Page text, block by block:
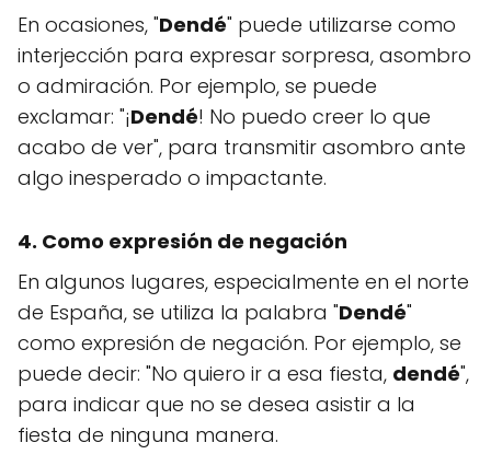
En ocasiones, "Dendé" puede utilizarse como
interjección para expresar sorpresa, asombro
o admiración. Por ejemplo, se puede
exclamar: "¡Dendé! No puedo creer lo que
acabo de ver", para transmitir asombro ante
algo inesperado o impactante.
4. Como expresión de negación
En algunos lugares, especialmente en el norte
de España, se utiliza la palabra "Dendé"
como expresión de negación. Por ejemplo, se
puede decir: "No quiero ir a esa fiesta, dendé",
para indicar que no se desea asistir a la
fiesta de ninguna manera.